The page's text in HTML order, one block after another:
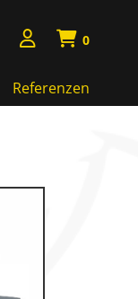
0
Referenzen